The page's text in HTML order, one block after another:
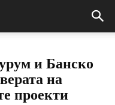
и Банско
на
проекти